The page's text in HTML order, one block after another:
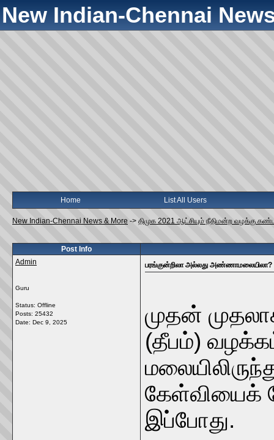
New Indian-Chennai
Home List All Users
New Indian-Chennai News & More -> திமுக 2021 ஆட்சியும் நீதிமன்ற வழக்கு
Post Info
Admin
Guru
Status: Offline
Posts: 25432
Date: Dec 9, 2025
பரங்குன்றிலா அல்லது அண்ணாமலையிலா?
முதன்
(தீபம்) வழக்கம்
கேள்வியைக்
இப்போது.